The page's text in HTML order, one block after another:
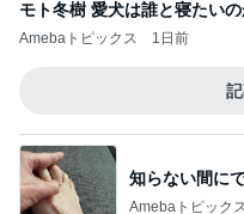
モト冬樹 愛犬は誰と寝たい
Amebaトピックス 1日前
知らない間に
Amebaトピック